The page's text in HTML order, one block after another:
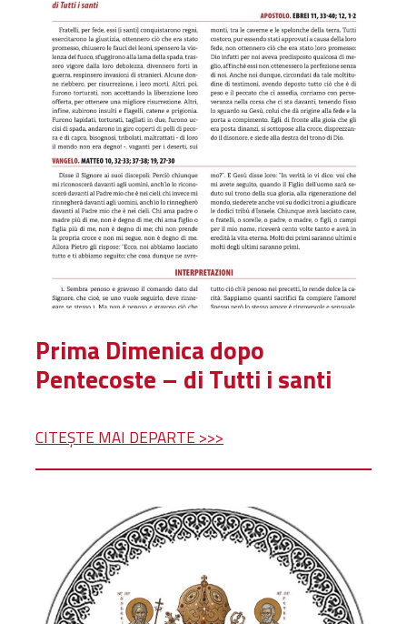
Prima Dimenica dopo
Pentecoste – di Tutti i santi
CITEȘTE MAI DEPARTE >>>